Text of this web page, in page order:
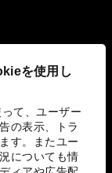
を使用し
て、ユーザー
の表示、トラ
す。またユー
についても情